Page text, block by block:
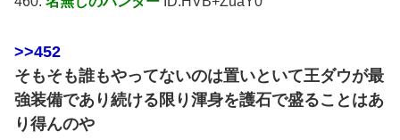
>>452
そもそも誰もやってないのは置いといて王ダウが最
強装備であり続ける限り渾身を護石で盛ることはあ
り得んのや